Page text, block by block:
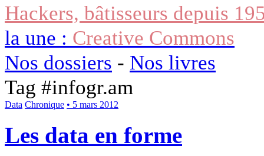
Hackers, bâtisseurs depuis
la une : Creative Commons
Nos dossiers - Nos livres
Tag #infogr.am
Data Chronique • 5 mars 2012
Les data en forme